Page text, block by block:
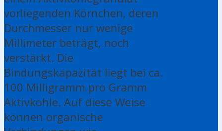
vorliegenden Körnchen, deren
Durchmesser nur wenige
Millimeter beträgt, noch
verstärkt. Die
Bindungskapazität liegt bei ca.
100 Milligramm pro Gramm
Aktivkohle. Auf diese Weise
können organische